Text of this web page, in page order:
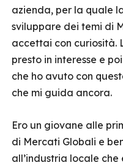
azienda, per la quale
sviluppare dei temi di
accettai con curiosità.
presto in interesse e
che ho avuto con
che mi guida ancora.
Ero un giovane alle
di Mercati Globali e
all’industria locale che